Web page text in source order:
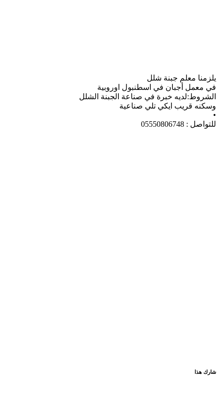
يلزمنا معلم جبنة شلل
في معمل أجبان في اسطنبول اوروبية
الشروط:لديه خبرة في صناعة الجبنة الشلل
وسكنه قريب ايكي تلي صناعية
•
للتواصل : 05550806748
شارك هذا